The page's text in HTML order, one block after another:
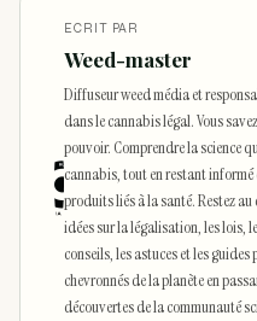
ECRIT PAR
Weed-master
Diffuseur weed média et
dans le cannabis légal. Vous
pouvoir. Comprendre la science
cannabis, tout en restant
produits liés à la santé. Restez
idées sur la légalisation, les lois,
conseils, les astuces et les
chevronnés de la planète en
découvertes de la communauté